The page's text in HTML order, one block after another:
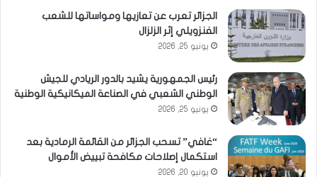
الجزائر تعرب عن تعازيها ومواساتها للشعب
الفنزويلي إثر الزلزال
يونيو 25, 2026
رئيس الجمهورية يشيد بالدور الريادي للجيش
الوطني الشعبي في الصناعة الميكانيكية الوطنية
يونيو 25, 2026
“غافي” تسحب الجزائر من القائمة الرمادية بعد
استكمال إصلاحات مكافحة تبييض الأموال
يونيو 20, 2026